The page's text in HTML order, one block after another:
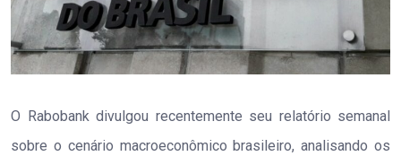
O Rabobank divulgou recentemente seu relatório semanal
sobre o cenário macroeconômico brasileiro, analisando os